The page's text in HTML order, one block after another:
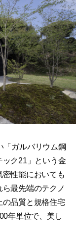
「ガルバリウム鋼
ク21」という金
性能においても
最先端のテクノ
の品質と規格住宅
年単位で、美し